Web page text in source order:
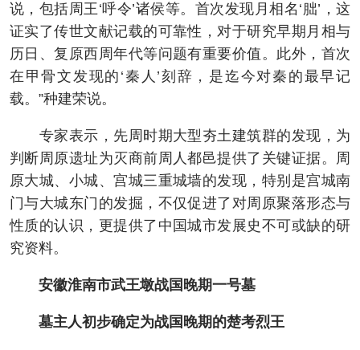
说，包括周王‘呼令’诸侯等。首次发现月相名‘朏’，这
证实了传世文献记载的可靠性，对于研究早期月相与
历日、复原西周年代等问题有重要价值。此外，首次
在甲骨文发现的‘秦人’刻辞，是迄今对秦的最早记
载。”种建荣说。
专家表示，先周时期大型夯土建筑群的发现，为
判断周原遗址为灭商前周人都邑提供了关键证据。周
原大城、小城、宫城三重城墙的发现，特别是宫城南
门与大城东门的发掘，不仅促进了对周原聚落形态与
性质的认识，更提供了中国城市发展史不可或缺的研
究资料。
安徽淮南市武王墩战国晚期一号墓
墓主人初步确定为战国晚期的楚考烈王